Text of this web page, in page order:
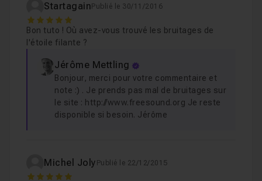
Startagain Publié le 30/11/2016
5
Bon tuto ! Où avez-vous trouvé les bruitages de
l'étoile filante ?
Jérôme Mettling
Bonjour, merci pour votre commentaire et
note :) . Je prends pas mal de bruitages sur
le site : http://www.freesound.org Je reste
disponible si besoin. Jérôme
Michel Joly Publié le 22/12/2015
5